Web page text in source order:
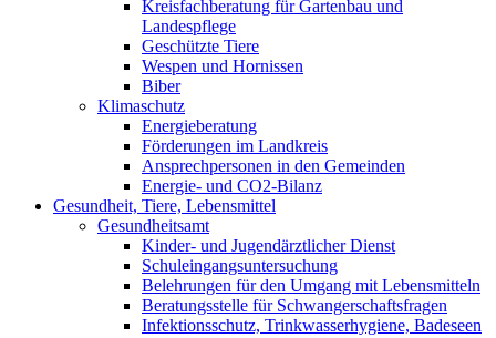
Kreisfachberatung für Gartenbau und
Landespflege
Geschützte Tiere
Wespen und Hornissen
Biber
Klimaschutz
Energieberatung
Förderungen im Landkreis
Ansprechpersonen in den Gemeinden
Energie- und CO2-Bilanz
Gesundheit, Tiere, Lebensmittel
Gesundheitsamt
Kinder- und Jugendärztlicher Dienst
Schuleingangsuntersuchung
Belehrungen für den Umgang mit Lebensmitteln
Beratungsstelle für Schwangerschaftsfragen
Infektionsschutz, Trinkwasserhygiene, Badeseen